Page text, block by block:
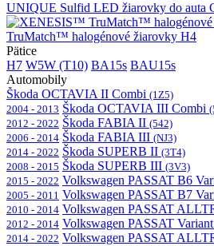
UNIQUE Sulfid LED žiarovky do auta
TruMatch™ halogénové žiarovky H4
Pätice
H7 W5W (T10) BA15s BAU15s
Automobily
Škoda OCTAVIA II Combi (1Z5)
2004 - 2013 Škoda OCTAVIA III Combi
2012 - 2022 Škoda FABIA II (542)
2006 - 2014 Škoda FABIA III (NJ3)
2014 - 2022 Škoda SUPERB II (3T4)
2008 - 2015 Škoda SUPERB III (3V3)
2015 - 2022 Volkswagen PASSAT B6
2005 - 2011 Volkswagen PASSAT B7
2010 - 2014 Volkswagen PASSAT
2012 - 2014 Volkswagen PASSAT Variant
2014 - 2022 Volkswagen PASSAT